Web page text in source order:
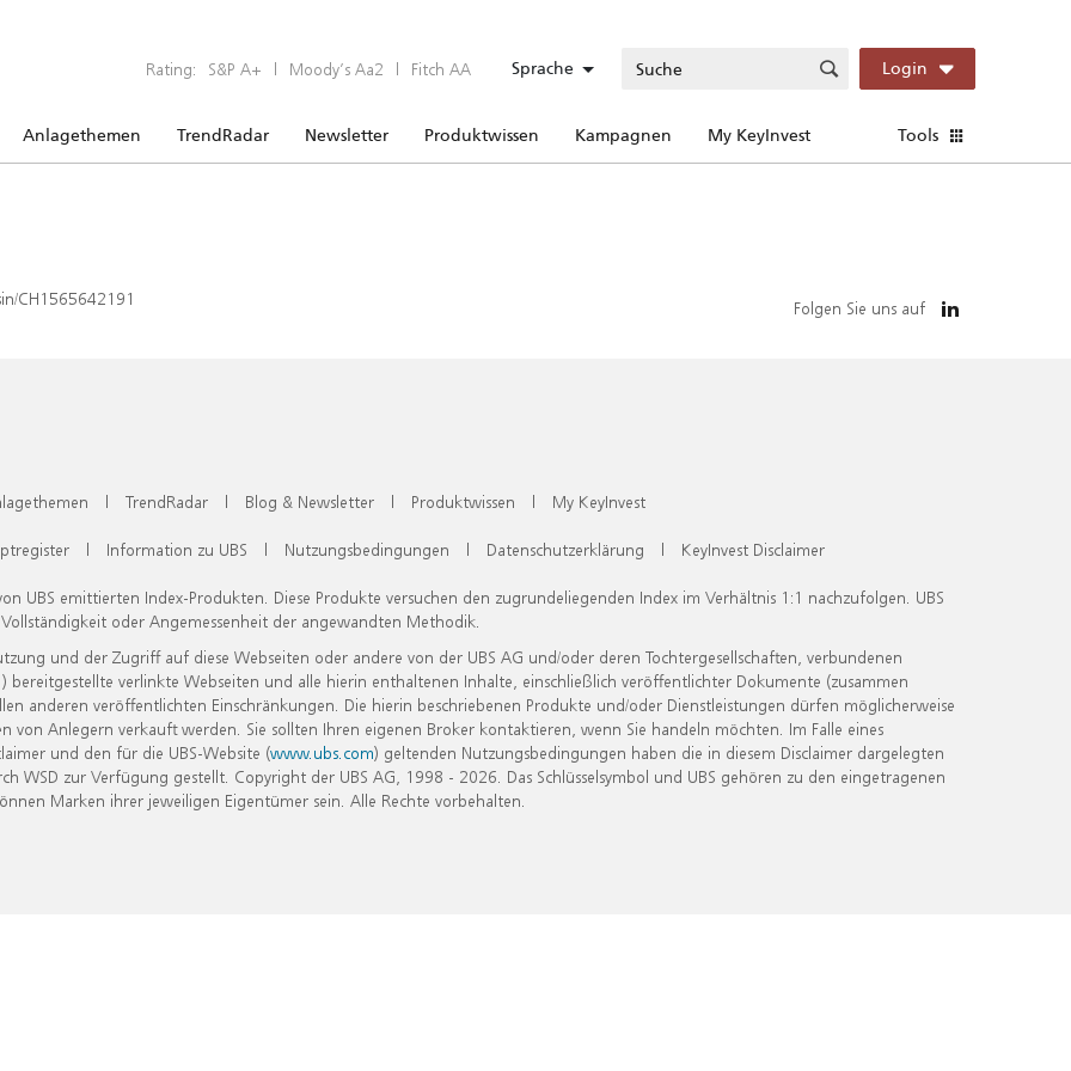
Rating: S&P A+ | Moody’s Aa2 | Fitch AA Sprache Login
Anlagethemen TrendRadar Newsletter Produktwissen Kampagnen My KeyInvest Tools
CH1565642191 Folgen Sie uns auf
| TrendRadar | Blog & Newsletter | Produktwissen | My KeyInvest
| Information zu UBS | Nutzungsbedingungen | Datenschutzerklärung | KeyInvest Disclaimer
UBS emittierten Index-Produkten. Diese Produkte versuchen den zugrundeliegenden Index im Verhältnis 1:1 nachzufolgen. UBS
oder Angemessenheit der angewandten Methodik.
und der Zugriff auf diese Webseiten oder andere von der UBS AG und/oder deren Tochtergesellschaften, verbundenen
verlinkte Webseiten und alle hierin enthaltenen Inhalte, einschließlich veröffentlichter Dokumente (zusammen
anderen veröffentlichten Einschränkungen. Die hierin beschriebenen Produkte und/oder Dienstleistungen dürfen möglicherweise
Anlegern verkauft werden. Sie sollten Ihren eigenen Broker kontaktieren, wenn Sie handeln möchten. Im Falle eines
und den für die UBS-Website (www.ubs.com) geltenden Nutzungsbedingungen haben die in diesem Disclaimer dargelegten
zur Verfügung gestellt. Copyright der UBS AG, 1998 - 2026. Das Schlüsselsymbol und UBS gehören zu den eingetragenen
Marken ihrer jeweiligen Eigentümer sein. Alle Rechte vorbehalten.